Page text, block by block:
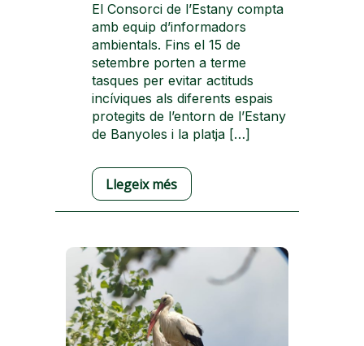
El Consorci de l’Estany compta
amb equip d’informadors
ambientals. Fins el 15 de
setembre porten a terme
tasques per evitar actituds
incíviques als diferents espais
protegits de l’entorn de l’Estany
de Banyoles i la platja […]
Llegeix més